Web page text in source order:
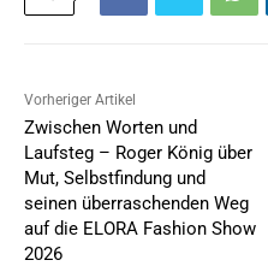
Vorheriger Artikel
Zwischen Worten und
Laufsteg – Roger König über
Mut, Selbstfindung und
seinen überraschenden Weg
auf die ELORA Fashion Show
2026